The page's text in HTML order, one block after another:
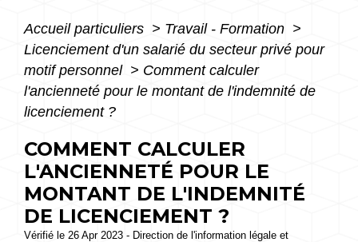
Accueil particuliers > Travail - Formation >
Licenciement d'un salarié du secteur privé pour
motif personnel > Comment calculer
l'ancienneté pour le montant de l'indemnité de
licenciement ?
COMMENT CALCULER
L'ANCIENNETÉ POUR LE
MONTANT DE L'INDEMNITÉ
DE LICENCIEMENT ?
Vérifié le 26 Apr 2023 - Direction de l'information légale et